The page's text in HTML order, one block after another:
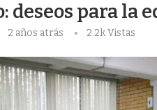
deseos para la
2 años atrás 2.2kVistas